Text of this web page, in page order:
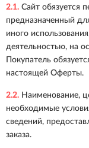
2.1. Сайт обязуется
предназначенный
иного
деятельностью, на
Покупатель
настоящей Оферты.
2.2. Наименование,
необходимые
сведений,
заказа.